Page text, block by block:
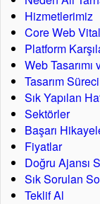
Kurumsal web
yapıları
Samsun’da
arayüz ve net
mobilde rahat
taşıyan web
Ali Tarhan Dijital
web tasarım hizmeti
Hizmetlerimiz
Core Web
Platform
Web Tasarımı
Tasarım Süreci
Sık Yapılan
Sektörler
Başarı
Fiyatlar
Doğru Ajansı
Sık Sorulan
Teklif Al